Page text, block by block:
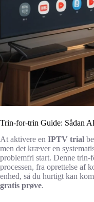
Trin-for-trin Guide: Sådan
At aktivere en IPTV trial
men det kræver en
problemfri start. Denne
processen, fra oprettelse af
enhed, så du hurtigt kan
gratis prøve.